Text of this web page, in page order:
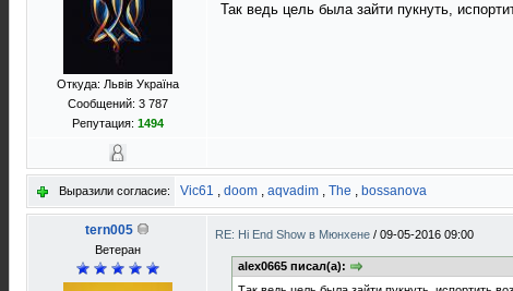
Откуда: Львів Україна
Сообщений: 3 787
Репутация: 1494
Так ведь цель была зайти пукнуть,
Выразили согласие: Vic61 , doom , aqvadim , The , bossanova
tern005
Ветеран
RE: Hi End Show в Мюнхене / 09-05-2016 09:00
alex0665 писал(а):